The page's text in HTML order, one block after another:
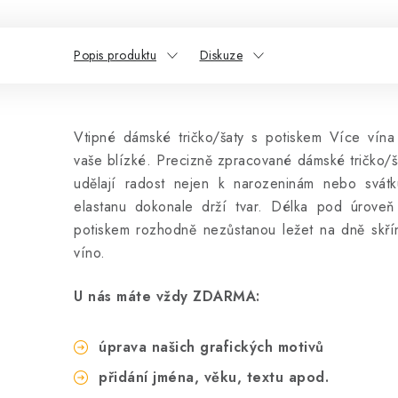
Popis produktu Diskuze
Vtipné dámské tričko/šaty s potiskem Více
vaše blízké. Precizně zpracované dámské
udělají radost nejen k narozeninám nebo
elastanu dokonale drží tvar. Délka pod
potiskem rozhodně nezůstanou ležet na dně
víno.
U nás máte vždy ZDARMA:
úprava našich grafických motivů
přidání jména, věku, textu apod.